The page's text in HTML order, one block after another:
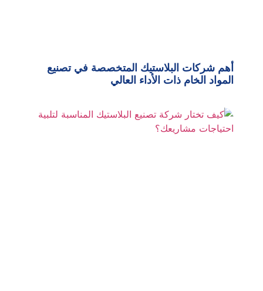
أهم شركات البلاستيك المتخصصة في تصنيع
المواد الخام ذات الأداء العالي